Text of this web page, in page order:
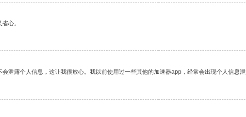
心。
泄露个人信息，这让我很放心。我以前使用过一些其他的加速器app，经常会出现个人信息泄